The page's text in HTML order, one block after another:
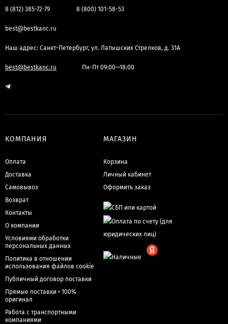
8 (812) 385-72-79 8 (800) 101-58-53
best@bestkanc.ru
Наш адрес: Санкт-Петербург, ул. Латышских Стрелков, д. 31А
best@bestkanc.ru Пн-Пт 09:00—18:00
КОМПАНИЯ
Оплата
Доставка
Самовывоз
Возврат
Контакты
О компании
Условиями обработки
персональных данных
Политика в отношении
использования файлов cookie
Публичный договор поставки
Прямые поставки • 100%
оригинал
Работа с транспортными
компаниями
МАГАЗИН
Корзина
Личный кабинет
Оформить заказ